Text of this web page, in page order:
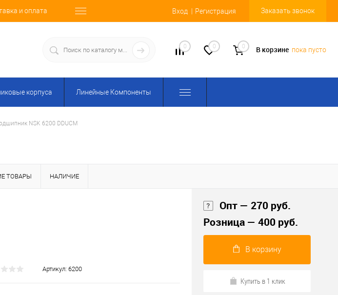
и оплата Вход Регистрация Заказать звонок
0 0 0 В корзине пока пусто
корпуса Линейные Компоненты
NSK 6200 DDUCM
ТОВАРЫ НАЛИЧИЕ
Артикул: 6200
Опт — 270 руб.
Розница — 400 руб.
В корзину
Купить в 1 клик